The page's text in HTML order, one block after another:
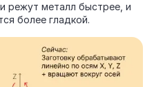
режут металл быстрее, и
более гладкой.